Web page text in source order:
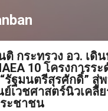
ข้ามไปที่เนื้อหาหลัก
กระทรวง อว. เดิ
10 โครงการร
รัฐมนตรีสุรศักดิ์” สู่
เวชศาสตร์นิวเคลี
ะชาชน